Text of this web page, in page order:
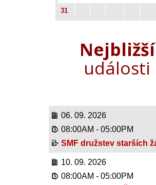
31
Nejbližší
události
06. 09. 2026
08:00AM - 05:00PM
SMF družstev starších
10. 09. 2026
08:00AM - 05:00PM